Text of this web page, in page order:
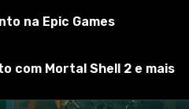
completamente satisfeitas.
desenvolvedores
modificações.
na Epic Games
com Mortal Shell 2 e mais